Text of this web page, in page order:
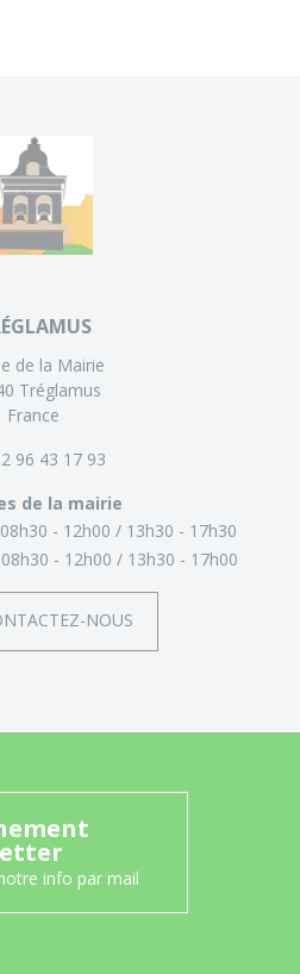
de la Mairie
Tréglamus
France
96 43 17 93
de la mairie
08h30 - 12h00
13h30 - 17h30
08h30 - 12h00 13h30 - 17h00
NOUS
info par mail